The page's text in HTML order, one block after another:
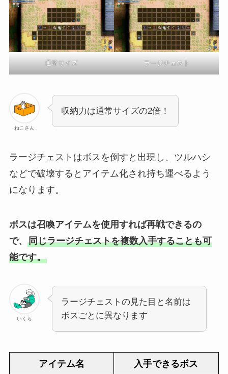
通常サイズ ラージチェスト
ねこさん
収納力は通常サイズの2倍！
ラージチェストはボスを倒すと出現し、ツルハシ
などで破壊するとアイテム化され持ち運べるよう
になります。
ボスは召喚アイテムを使用すれば再戦できるの
で、 同じラージチェストを複数入手することも可
能です。
いくら
ラージチェストの見た目と名前は
ボスごとに異なります
アイテム名 入手できるボス